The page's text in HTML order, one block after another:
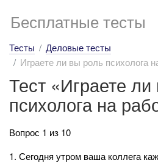
Бесплатные тесты
Тесты
Деловые тесты
Играете ли вы роль психолога
Тест «Играете
психолога на
Вопрос 1 из 10
1. Сегодня утром ваша коллега